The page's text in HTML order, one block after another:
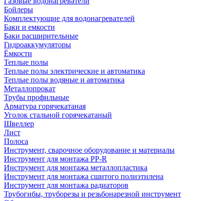
Бойлеры
Комплектующие для водонагревателей
Баки и емкости
Баки расширительные
Гидроаккумуляторы
Ёмкости
Теплые полы
Теплые полы электрические и автоматика
Теплые полы водяные и автоматика
Металлопрокат
Трубы профильные
Арматура горячекатаная
Уголок стальной горячекатаный
Швеллер
Лист
Полоса
Инструмент, сварочное оборудование и материалы
Инструмент для монтажа PP-R
Инструмент для монтажа металлопластика
Инструмент для монтажа сшитого полиэтилена
Инструмент для монтажа радиаторов
Трубогибы, труборезы и резьбонарезной инструмент